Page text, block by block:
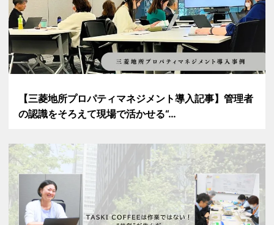
【三菱地所プロパティマネジメント導入記事】管理者
の認識をそろえて現場で活かせる“…